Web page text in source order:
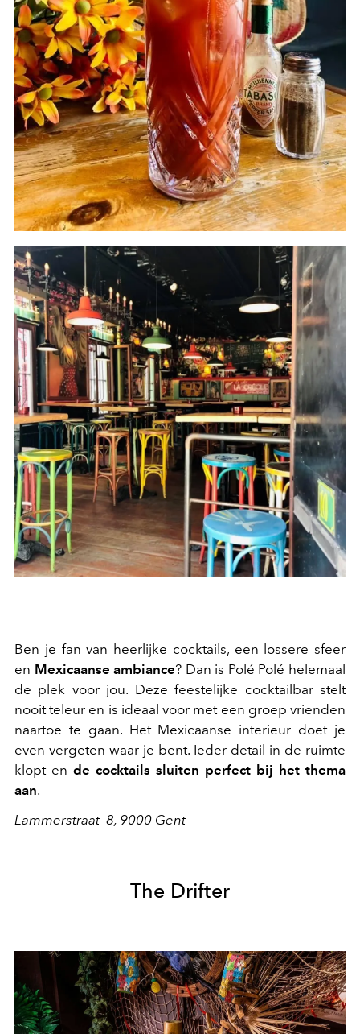
Ben je fan van heerlijke cocktails, een lossere sfeer
en Mexicaanse ambiance? Dan is Polé Polé helemaal
de plek voor jou. Deze feestelijke cocktailbar stelt
nooit teleur en is ideaal voor met een groep vrienden
naartoe te gaan. Het Mexicaanse interieur doet je
even vergeten waar je bent. Ieder detail in de ruimte
klopt en de cocktails sluiten perfect bij het thema
aan.
Lammerstraat 8, 9000 Gent
The Drifter